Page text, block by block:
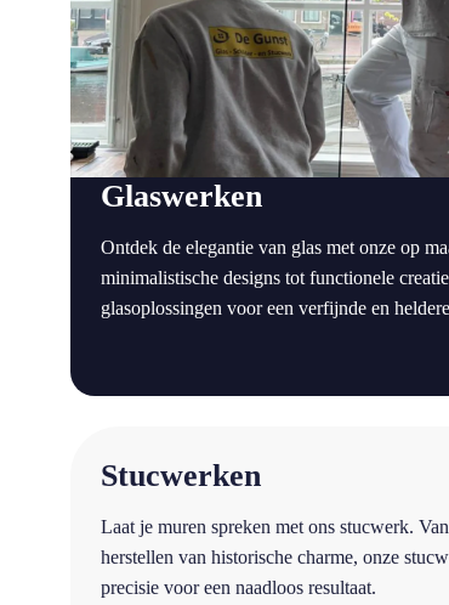
Glaswerken
Ontdek de elegantie van glas met onze op
minimalistische designs tot functionele
glasoplossingen voor een verfijnde en
Stucwerken
Laat je muren spreken met ons stucwerk.
herstellen van historische charme, onze
precisie voor een naadloos resultaat.